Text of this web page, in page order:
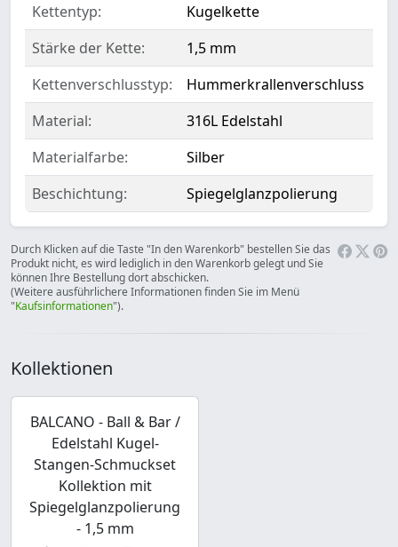
Kettentyp:
Kugelkette
Stärke der Kette:
1,5 mm
Kettenverschlusstyp:
Hummerkrallenverschluss
Material:
316L Edelstahl
Materialfarbe:
Silber
Beschichtung:
Spiegelglanzpolierung
Durch Klicken auf die Taste "In den Warenkorb" bestellen Sie das
Produkt nicht, es wird lediglich in den Warenkorb gelegt und Sie
können Ihre Bestellung dort abschicken.
(Weitere ausführlichere Informationen finden Sie im Menü
"Kaufsinformationen").
Kollektionen
BALCANO - Ball & Bar /
Edelstahl Kugel-
Stangen-Schmuckset
Kollektion mit
Spiegelglanzpolierung
- 1,5 mm